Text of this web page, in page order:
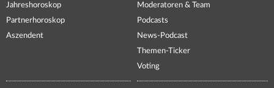
Jahreshoroskop
Partnerhoroskop
Aszendent
Moderatoren & Team
Podcasts
News-Podcast
Themen-Ticker
Voting